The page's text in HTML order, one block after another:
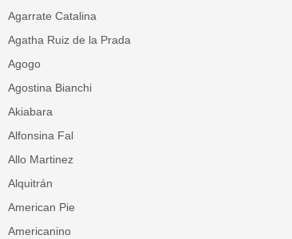
Agarrate Catalina
Agatha Ruiz de la Prada
Agogo
Agostina Bianchi
Akiabara
Alfonsina Fal
Allo Martinez
Alquitrán
American Pie
Americanino